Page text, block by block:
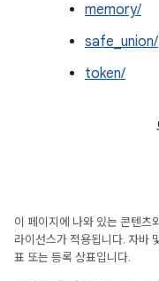
memory/
safe_union/
token/
이 페이지에 나와 있는 콘텐츠
라이선스가 적용됩니다. 자
표 또는 등록 상표입니다.